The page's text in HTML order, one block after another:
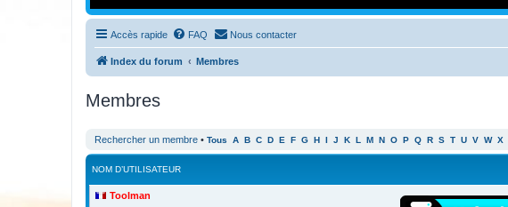
Accès rapide FAQ Nous contacter
Index du forum Membres
Membres
Rechercher un membre • Tous A B C D E F G H J K L M N O P Q R S T U V W X
NOM D’UTILISATEUR
Toolman